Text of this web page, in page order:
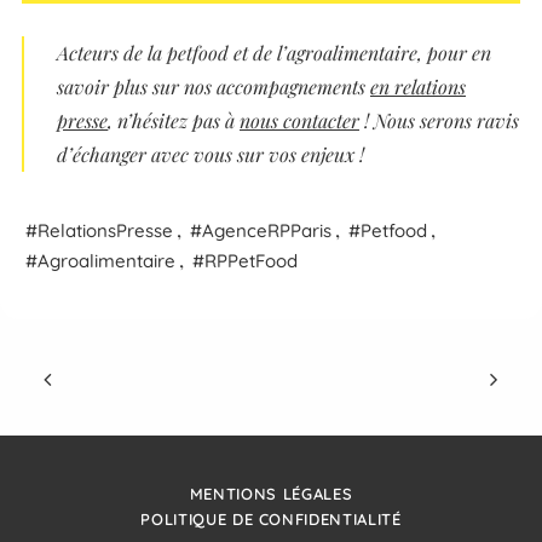
Acteursde la petfood et de l’agroalimentaire, pour en
savoir plus sur nos accompagnementsen relations
presse, n’hésitez pas ànous contacter! Nous serons ravis
d’échanger avec vous sur vos enjeux !
RelationsPresse , AgenceRPParis , Petfood ,
Agroalimentaire , RPPetFood
MENTIONS LÉGALES
POLITIQUE DE CONFIDENTIALITÉ